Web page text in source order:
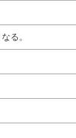
る。